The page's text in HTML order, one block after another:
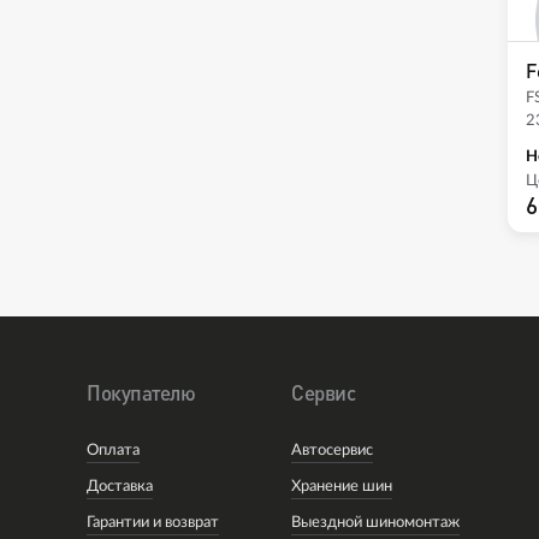
Покупателю
Оплата
Доставка
Гарантии и возврат
Сервис
Автосервис
Хранение шин
Выездной шиномонтаж